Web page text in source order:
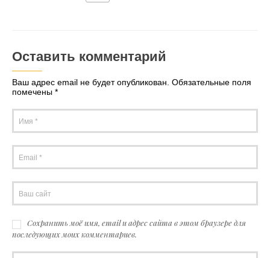
Оставить комментарий
Ваш адрес email не будет опубликован. Обязательные поля
помечены *
Сохранить моё имя, email и адрес сайта в этом браузере для
последующих моих комментариев.